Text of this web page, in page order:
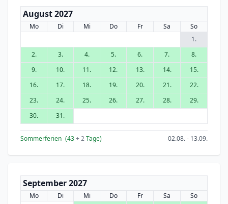
August 2027
Mo Di Mi Do Fr Sa
So
1.
2.
3. 4. 5. 6. 7.
8.
9.
10. 11. 12. 13. 14.
15.
16.
17. 18. 19. 20. 21.
22.
23.
24. 25. 26. 27. 28.
29.
30.
31.
Sommerferien (43+ 2Tage) 02.08. - 13.09.
September 2027
Mo Di Mi Do Fr Sa
So